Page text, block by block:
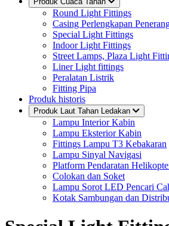
Round Light Fittings
Casing Perlengkapan
Special Light Fittings
Indoor Light Fittings
Street Lamps, Plaza Light
Liner Light fittings
Peralatan Listrik
Fitting Pipa
Produk historis
Produk Laut Tahan Ledakan
Lampu Interior Kabin
Lampu Eksterior Kabin
Fittings Lampu T3 Kebakaran
Lampu Sinyal Navigasi
Platform Pendaratan
Colokan dan Soket
Lampu Sorot LED Pencari
Kotak Sambungan dan